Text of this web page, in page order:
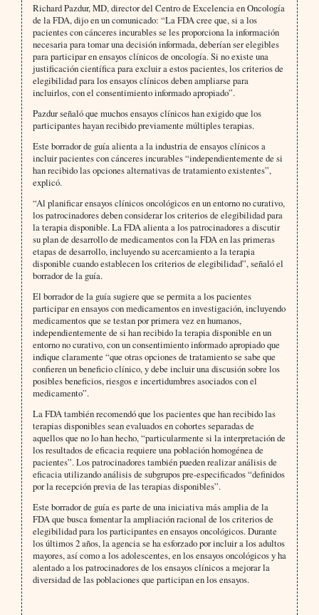
Richard Pazdur, MD, director del Centro de Excelencia en Oncología
de la FDA, dijo en un comunicado: “La FDA cree que, si a los
pacientes con cánceres incurables se les proporciona la información
necesaria para tomar una decisión informada, deberían ser elegibles
para participar en ensayos clínicos de oncología. Si no existe una
justificación científica para excluir a estos pacientes, los criterios de
elegibilidad para los ensayos clínicos deben ampliarse para
incluirlos, con el consentimiento informado apropiado”.
Pazdur señaló que muchos ensayos clínicos han exigido que los
participantes hayan recibido previamente múltiples terapias.
Este borrador de guía alienta a la industria de ensayos clínicos a
incluir pacientes con cánceres incurables “independientemente de si
han recibido las opciones alternativas de tratamiento existentes”,
explicó.
“Al planificar ensayos clínicos oncológicos en un entorno no curativo,
los patrocinadores deben considerar los criterios de elegibilidad para
la terapia disponible. La FDA alienta a los patrocinadores a discutir
su plan de desarrollo de medicamentos con la FDA en las primeras
etapas de desarrollo, incluyendo su acercamiento a la terapia
disponible cuando establecen los criterios de elegibilidad”, señaló el
borrador de la guía.
El borrador de la guía sugiere que se permita a los pacientes
participar en ensayos con medicamentos en investigación, incluyendo
medicamentos que se testan por primera vez en humanos,
independientemente de si han recibido la terapia disponible en un
entorno no curativo, con un consentimiento informado apropiado que
indique claramente “que otras opciones de tratamiento se sabe que
confieren un beneficio clínico, y debe incluir una discusión sobre los
posibles beneficios, riesgos e incertidumbres asociados con el
medicamento”.
La FDA también recomendó que los pacientes que han recibido las
terapias disponibles sean evaluados en cohortes separadas de
aquellos que no lo han hecho, “particularmente si la interpretación de
los resultados de eficacia requiere una población homogénea de
pacientes”. Los patrocinadores también pueden realizar análisis de
eficacia utilizando análisis de subgrupos pre-especificados “definidos
por la recepción previa de las terapias disponibles”.
Este borrador de guía es parte de una iniciativa más amplia de la
FDA que busca fomentar la ampliación racional de los criterios de
elegibilidad para los participantes en ensayos oncológicos. Durante
los últimos 2 años, la agencia se ha esforzado por incluir a los adultos
mayores, así como a los adolescentes, en los ensayos oncológicos y ha
alentado a los patrocinadores de los ensayos clínicos a mejorar la
diversidad de las poblaciones que participan en los ensayos.